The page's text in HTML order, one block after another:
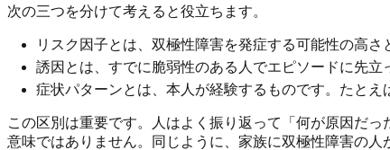
次の三つを分けて考えると役立ちます。
リスク因子とは、双極性障害を発症する可能性の高
誘因とは、すでに脆弱性のある人でエピソードに先
症状パターンとは、本人が経験するものです。たと
この区別は重要です。人はよく振り返って「何が原因だ
意味ではありません。同じように、家族に双極性障害の